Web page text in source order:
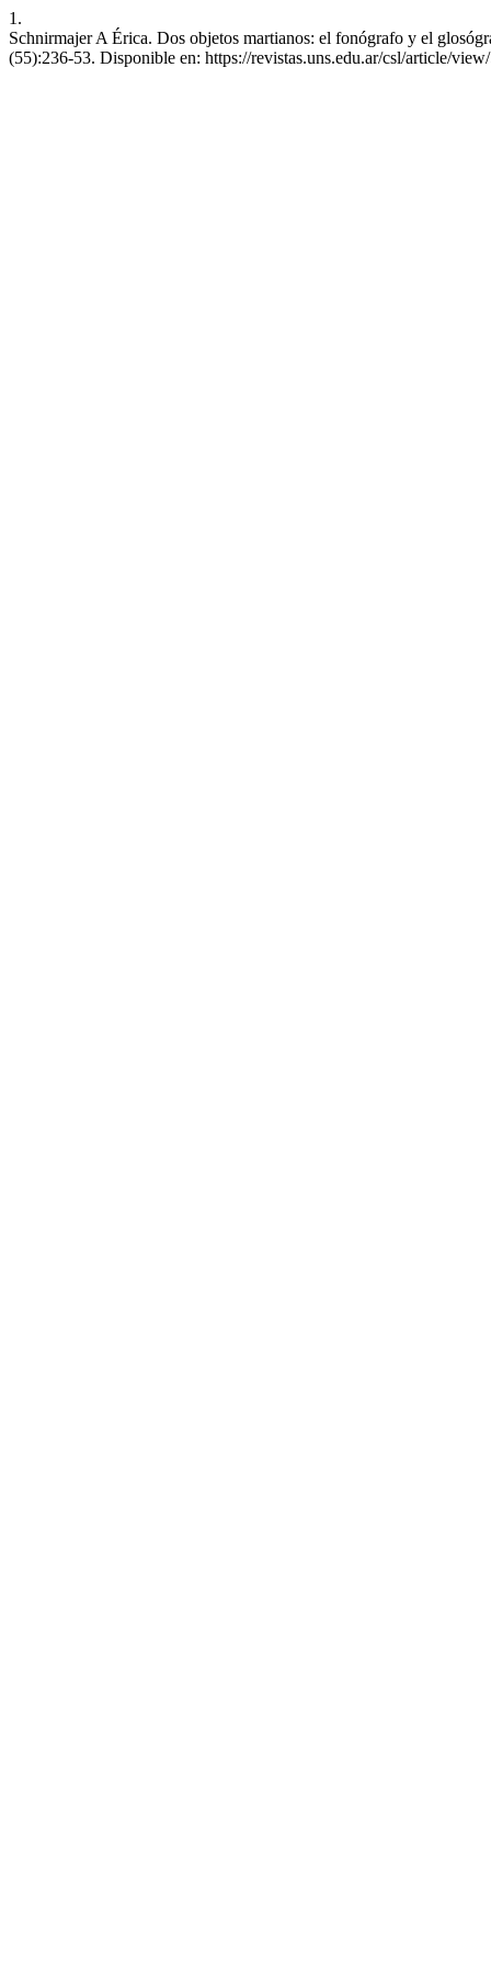
1.
Schnirmajer A Érica. Dos objetos martianos: el fonógrafo y el
(55):236-53. Disponible en: https://revistas.uns.edu.ar/csl/article/